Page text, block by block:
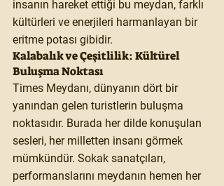
insanın hareket ettiği bu meydan, farklı
kültürleri ve enerjileri harmanlayan bir
eritme potası gibidir.
Kalabalık ve Çeşitlilik: Kültürel
Buluşma Noktası
Times Meydanı, dünyanın dört bir
yanından gelen turistlerin buluşma
noktasıdır. Burada her dilde konuşulan
sesleri, her milletten insanı görmek
mümkündür. Sokak sanatçıları,
performanslarını meydanın hemen her